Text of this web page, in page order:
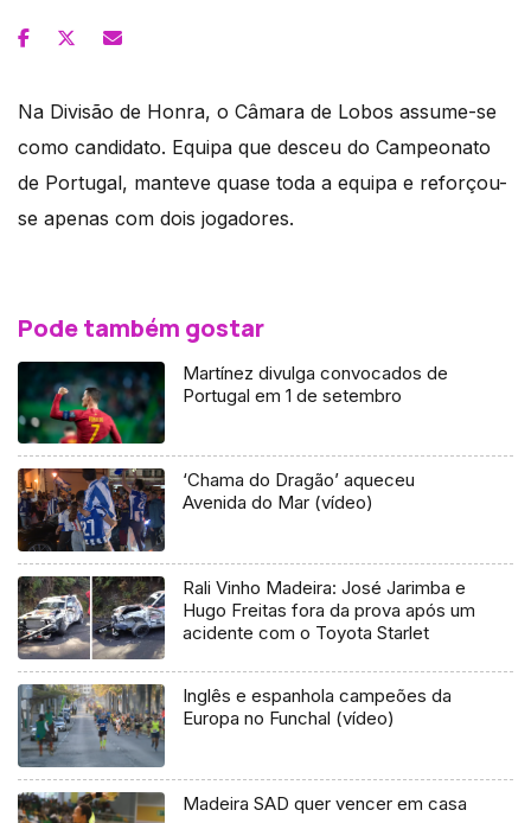
Na Divisão de Honra, o Câmara de Lobos assume-se
como candidato. Equipa que desceu do Campeonato
de Portugal, manteve quase toda a equipa e reforçou-
se apenas com dois jogadores.
Pode também gostar
Martínez divulga convocados de
Portugal em 1 de setembro
‘Chama do Dragão’ aqueceu
Avenida do Mar (vídeo)
Rali Vinho Madeira: José Jarimba e
Hugo Freitas fora da prova após um
acidente com o Toyota Starlet
Inglês e espanhola campeões da
Europa no Funchal (vídeo)
Madeira SAD quer vencer em casa